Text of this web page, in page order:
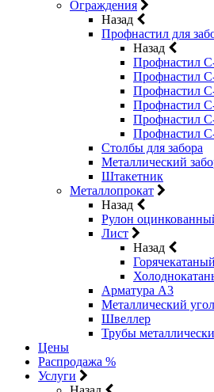
Ограждения
Назад
Профнастил для
Назад
Профнастил
Профнастил
Профнастил
Профнастил
Профнастил
Профнастил
Столбы для забора
Металлический
Штакетник
Металлопрокат
Назад
Рулон
Лист
Назад
Арматура А3
Металлический
Швеллер
Трубы
Цены
Распродажа %
Услуги